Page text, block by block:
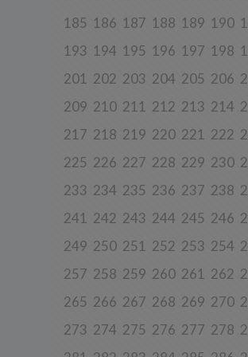
185 186 187 188 189 190
193 194 195 196 197 198
201 202 203 204 205 206
209 210 211 212 213 214
217 218 219 220 221 222
225 226 227 228 229 230
233 234 235 236 237 238
241 242 243 244 245 246
249 250 251 252 253 254
257 258 259 260 261 262
265 266 267 268 269 270
273 274 275 276 277 278
3. Zakres przetwarzanych danych
Spółka przetwarza dane, które użytkownicy
korzystania z naszych usług (wraz ze
Spółka przetwarza również dane, które
założenia konta lub korzystania z usługi
nazwisko, adres e-mail.
4. Cel i podstawa przetwarzania danych
Twoje dane będą przetwarzane do celu:
a) realizacji usługi w oparciu o regulamin
użytkownik zarejestruje swoje konto lub
także wykrywania nadużyć oraz pomiarów
udoskonalenia usług, będącego realizacją
uzasadnionego interesu (podstawa z art. 6 ust. 1
roszczeniami będącego realizacją naszego
5. Wymóg podania danych